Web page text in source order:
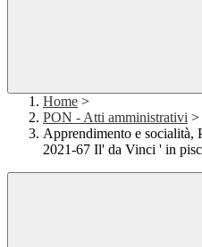
Home >
PON - Atti amministrativi >
Apprendimento e
2021-67 Il' da Vinci ' in